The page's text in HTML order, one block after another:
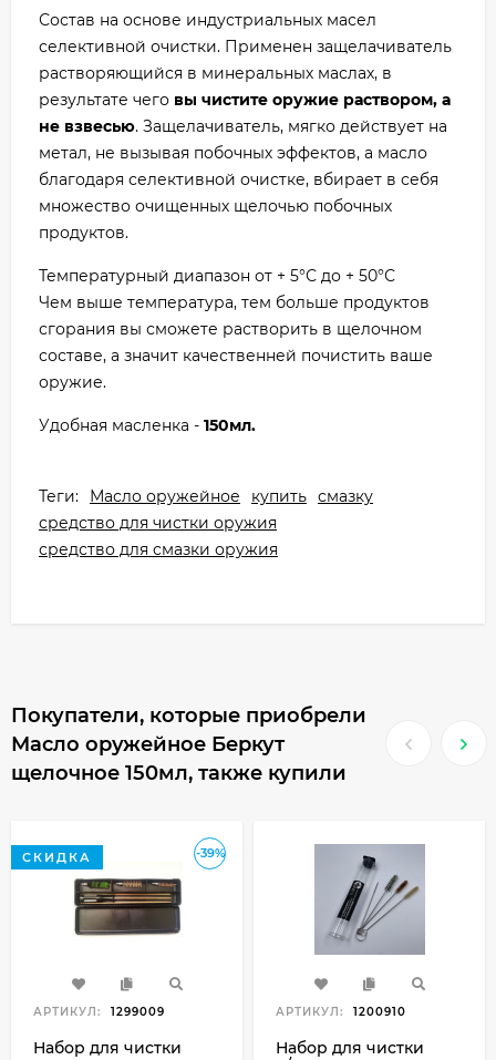
Состав на основе индустриальных масел
селективной очистки. Применен защелачиватель
растворяющийся в минеральных маслах, в
результате чего вы чистите оружие раствором, а
не взвесью. Защелачиватель, мягко действует на
метал, не вызывая побочных эффектов, а масло
благодаря селективной очистке, вбирает в себя
множество очищенных щелочью побочных
продуктов.
Температурный диапазон от + 5°С до + 50°С
Чем выше температура, тем больше продуктов
сгорания вы сможете растворить в щелочном
составе, а значит качественней почистить ваше
оружие.
Удобная масленка - 150мл.
Теги: Масло оружейное купить смазку
средство для чистки оружия
средство для смазки оружия
Покупатели, которые приобрели
Масло оружейное Беркут
щелочное 150мл, также купили
-39%
СКИДКА
АРТИКУЛ: 1299009
Набор для чистки
АРТИКУЛ: 1200910
Набор для чистки